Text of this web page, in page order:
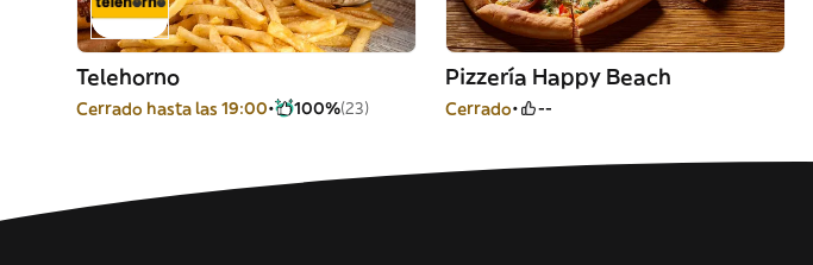
Telehorno
Cerrado hasta las 19:00 100%(23)
Pizzería Happy Beach
Cerrado --